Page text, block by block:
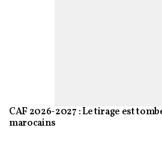
CAF 2026-2027 : Le tirage est
marocains